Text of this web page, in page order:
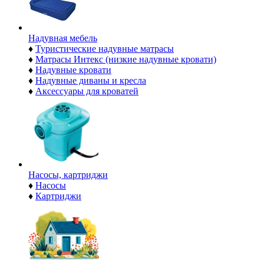
Надувная мебель
♦ Туристические надувные матрасы
♦ Матрасы Интекс (низкие надувные кровати)
♦ Надувные кровати
♦ Надувные диваны и кресла
♦ Аксессуары для кроватей
Насосы, картриджи
♦ Насосы
♦ Картриджи